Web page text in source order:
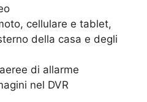
cellulare e tablet,
della casa e degli
di allarme
nel DVR